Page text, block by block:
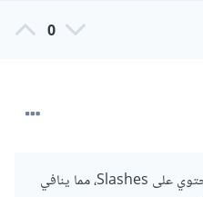
0
السبب في الخطأ أن اسم الملف يحتوي على Slashes، مما ينافي